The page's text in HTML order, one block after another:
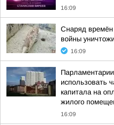
16:09
Снаряд времён
войны
16:09
использовать
капитала на
жилого
16:09